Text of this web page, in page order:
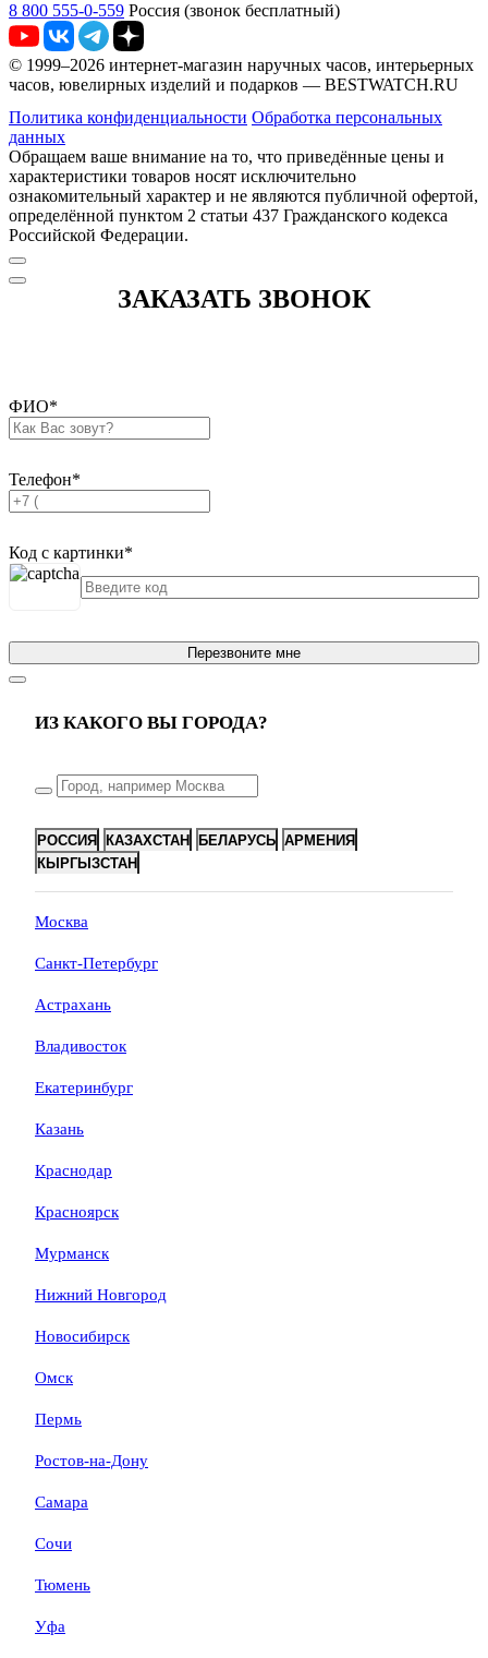
8 800 555-0-559 Россия (звонок бесплатный)
© 1999–2026 интернет-магазин наручных часов, интерьерных
часов, ювелирных изделий и подарков — BESTWATCH.RU
Политика конфиденциальности Обработка персональных
данных
Обращаем ваше внимание на то, что приведённые цены и
характеристики товаров носят исключительно
ознакомительный характер и не являются публичной офертой,
определённой пунктом 2 статьи 437 Гражданского кодекса
Российской Федерации.
ЗАКАЗАТЬ ЗВОНОК
ФИО*
Телефон*
Код с картинки*
Перезвоните мне
ИЗ КАКОГО ВЫ ГОРОДА?
РОССИЯ КАЗАХСТАН БЕЛАРУСЬ АРМЕНИЯ
КЫРГЫЗСТАН
Москва
Санкт-Петербург
Астрахань
Владивосток
Екатеринбург
Казань
Краснодар
Красноярск
Мурманск
Нижний Новгород
Новосибирск
Омск
Пермь
Ростов-на-Дону
Самара
Сочи
Тюмень
Уфа